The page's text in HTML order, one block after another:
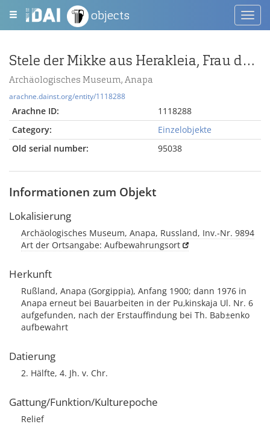
objects
Stele der Mikke aus Herakleia, Frau des Kokkos
Archäologisches Museum, Anapa
arachne.dainst.org/entity/1118288
Arachne ID:
1118288
Category:
Einzelobjekte
Old serial number:
95038
Informationen zum Objekt
Lokalisierung
Archäologisches Museum, Anapa, Russland, Inv.-Nr. 9894
Art der Ortsangabe: Aufbewahrungsort
Herkunft
Rußland, Anapa (Gorgippia), Anfang 1900; dann 1976 in
Anapa erneut bei Bauarbeiten in der Pu‚kinskaja Ul. Nr. 6
aufgefunden, nach der Erstauffindung bei Th. Bab±enko
aufbewahrt
Datierung
2. Hälfte, 4. Jh. v. Chr.
Gattung/Funktion/Kulturepoche
Relief